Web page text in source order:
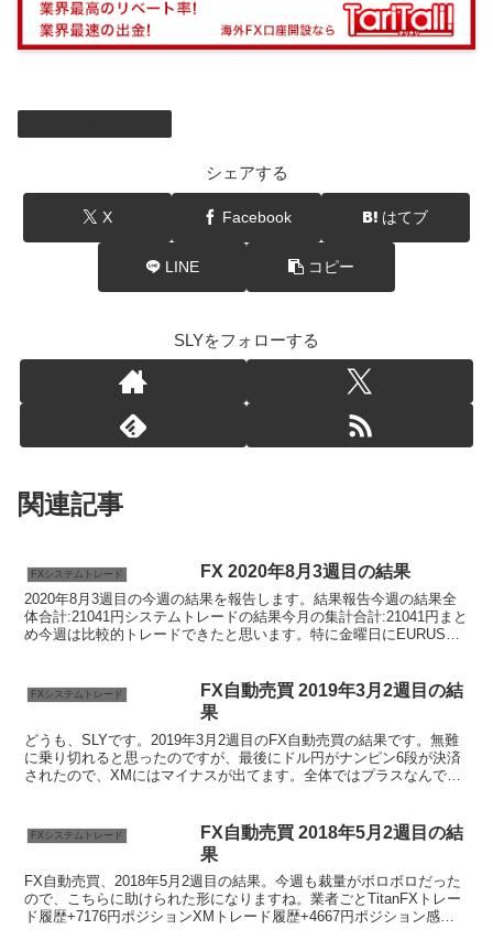
シェアする
X Facebook はてブ
LINE コピー
SLYをフォローする
関連記事
FXシステムトレード FX 2020年8月3週目の結果
2020年8月3週目の今週の結果を報告します。結果報告今週の結果全
体合計:21041円システムトレードの結果今月の集計合計:21041円まと
め今週は比較的トレードできたと思います。特に金曜日にEURUSD
FXシステムトレード
FX自動売買 2019年3月2週目の結
果
どうも、SLYです。2019年3月2週目のFX自動売買の結果です。無難
に乗り切れると思ったのですが、最後にドル円がナンピン6段が決済
されたので、XMにはマイナスが出てます。全体ではプラスなんです
FXシステムトレード
FX自動売買 2018年5月2週目の結
果
FX自動売買、2018年5月2週目の結果。今週も裁量がボロボロだった
ので、こちらに助けられた形になりますね。業者ごとTitanFXトレー
ド履歴+7176円ポジションXMトレード履歴+4667円ポジション感想